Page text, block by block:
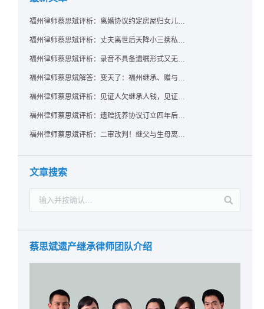
福州律师蔡思斌评析：离婚协议约定房屋归女儿所有，父亲去世后继母能否拒绝过户？
福州律师蔡思斌评析：丈夫离世后天降小三携私生子争遗产，法院正义判决保住原配80%份额！
福州律师蔡思斌评析：录音不具备遗嘱形式又无法证明赠与意愿——法院：按法定继承处理
福州律师蔡思斌解答：变天了：福州继承、赠与房产转让要收20%个税？福州国税官方回复来了！
福州律师蔡思斌评析：见证人欠继承人钱，见证遗嘱还有效吗？
福州律师蔡思斌评析：遗赠抚养协议订立四年后丧失民事行为能力，协议有效吗？
福州律师蔡思斌评析：二审改判！继父与生母离婚后，曾受其抚养的继子女是否仍享有继承权？
文章搜索
蔡思斌遗产继承律师团队介绍